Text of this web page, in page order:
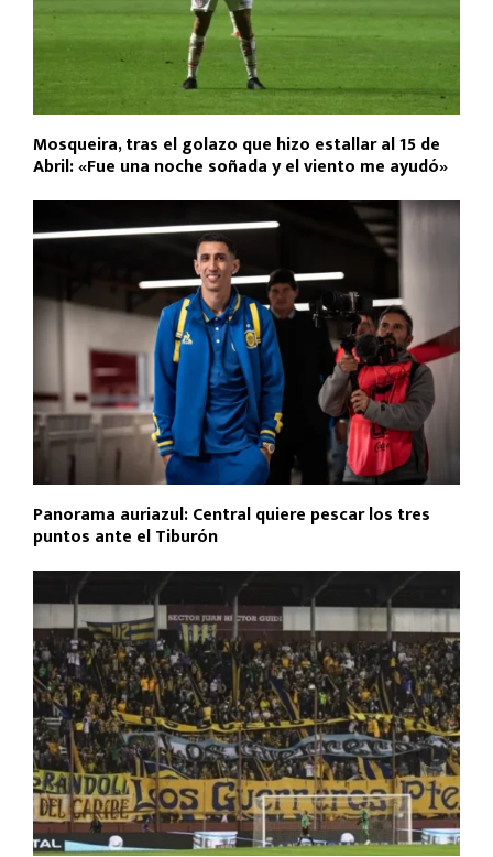
Mosqueira, tras el golazo que hizo estallar al 15 de
Abril: «Fue una noche soñada y el viento me ayudó»
Panorama auriazul: Central quiere pescar los tres
puntos ante el Tiburón